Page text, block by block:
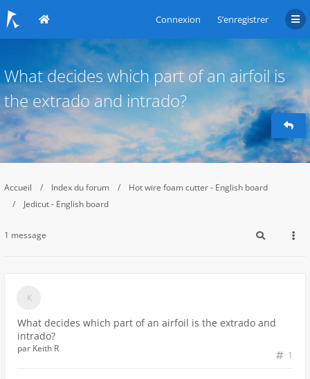
Connexion S’enregistrer
What decides which part of an airfoil is
the extrado and intrado?
Accueil Index du forum
Hot wire foam cutter - English board
Jedicut - English board
1 message
What decides which part of an airfoil is the extrado and
intrado?
1
par Keith R